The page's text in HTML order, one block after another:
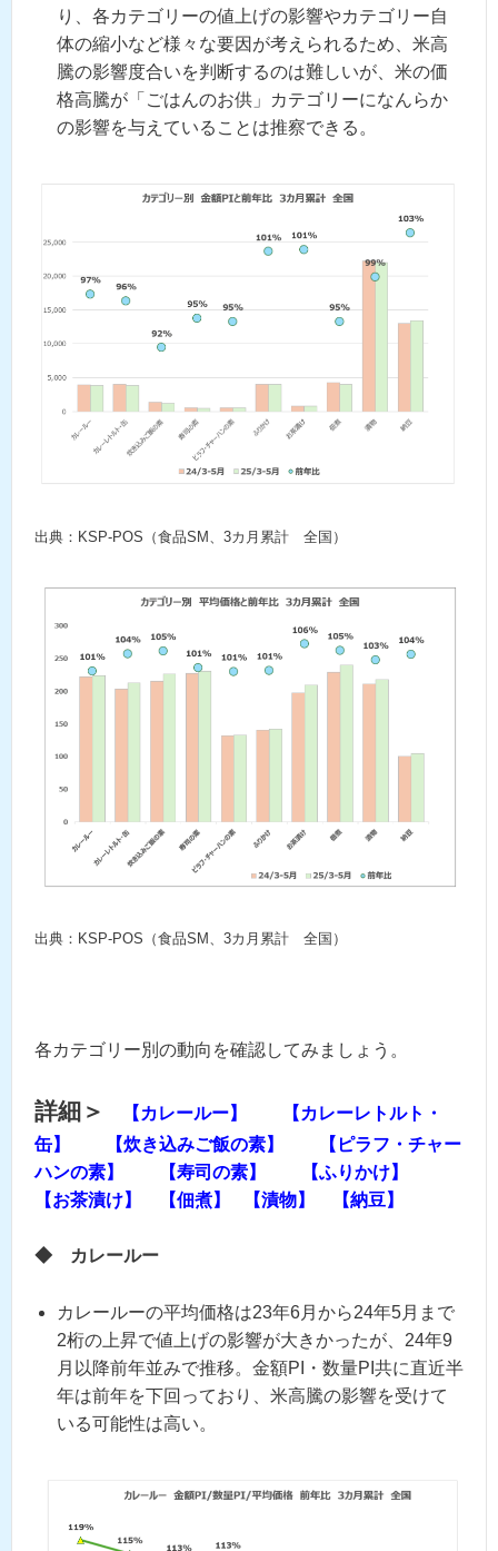
り、各カテゴリーの値上げの影響やカテゴリー自
体の縮小など様々な要因が考えられるため、米高
騰の影響度合いを判断するのは難しいが、米の価
格高騰が「ごはんのお供」カテゴリーになんらか
の影響を与えていることは推察できる。
出典：KSP-POS（食品SM、3カ月累計 全国）
出典：KSP-POS（食品SM、3カ月累計 全国）
各カテゴリー別の動向を確認してみましょう。
詳細＞ 【カレールー】
【カレーレトルト・
缶】
【炊き込みご飯の素】
【ピラフ・チャー
ハンの素】
【寿司の素】
【ふりかけ】
【お茶漬け】
【佃煮】 【漬物】 【納豆】
◆ カレールー
カレールーの平均価格は23年6月から24年5月まで
2桁の上昇で値上げの影響が大きかったが、24年9
月以降前年並みで推移。金額PI・数量PI共に直近半
年は前年を下回っており、米高騰の影響を受けて
いる可能性は高い。